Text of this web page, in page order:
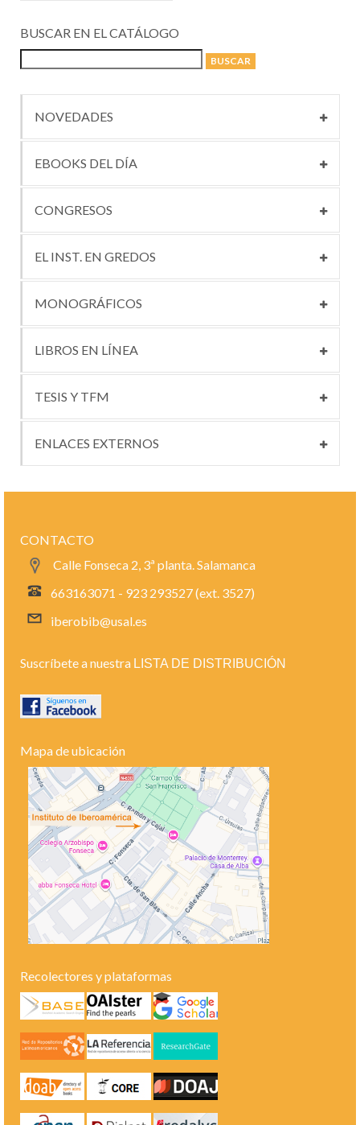
BUSCAR EN EL CATÁLOGO
NOVEDADES
EBOOKS DEL DÍA
CONGRESOS
EL INST. EN GREDOS
MONOGRÁFICOS
LIBROS EN LÍNEA
TESIS Y TFM
ENLACES EXTERNOS
CONTACTO
Calle Fonseca 2, 3ª planta. Salamanca
663163071 - 923 293527 (ext. 3527)
iberobib@usal.es
Suscríbete a nuestra LISTA DE DISTRIBUCIÓN
Mapa de ubicación
Recolectores y plataformas